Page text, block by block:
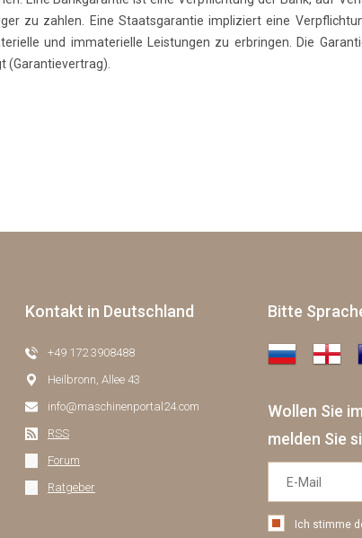
zu zahlen. Eine Staatsgarantie impliziert eine
und immaterielle Leistungen zu erbringen. Die
(Garantievertrag).
Kontakt in Deutschland
+49 172 3908488
Heilbronn, Allee 43
info@maschinenportal24.сom
RSS
Forum
Ratgeber
Bitte
Wollen Sie
melden Sie
Ich stimme